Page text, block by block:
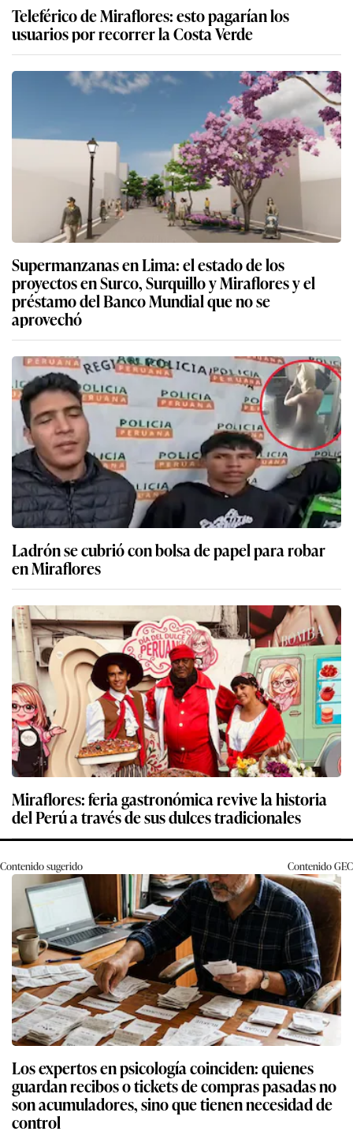
Teleférico de Miraflores: esto pagarían los
usuarios por recorrer la Costa Verde
Supermanzanas en Lima: el estado de los
proyectos en Surco, Surquillo y Miraflores y el
préstamo del Banco Mundial que no se
aprovechó
Ladrón se cubrió con bolsa de papel para robar
en Miraflores
Miraflores: feria gastronómica revive la historia
del Perú a través de sus dulces tradicionales
Contenido sugerido ContenidoGEC
Los expertos en psicología coinciden: quienes
guardan recibos o tickets de compras pasadas no
son acumuladores, sino que tienen necesidad de
control